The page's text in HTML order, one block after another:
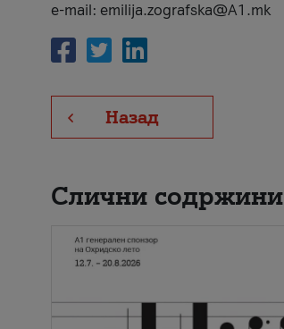
e-mail: emilija.zografska@A1.mk
Назад
Слични содржини